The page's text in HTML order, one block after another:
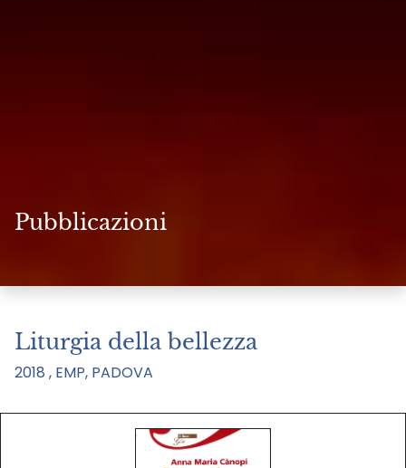
Pubblicazioni
Liturgia della bellezza
2018 , EMP, PADOVA